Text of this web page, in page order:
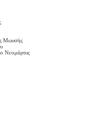
Μωυσής
Νεομάρτυς